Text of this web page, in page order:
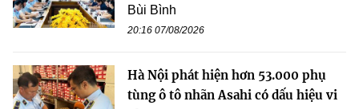
Bùi Bình
20:16 07/08/2026
Hà Nội phát hiện hơn 53.000 phụ
tùng ô tô nhãn Asahi có dấu hiệu vi